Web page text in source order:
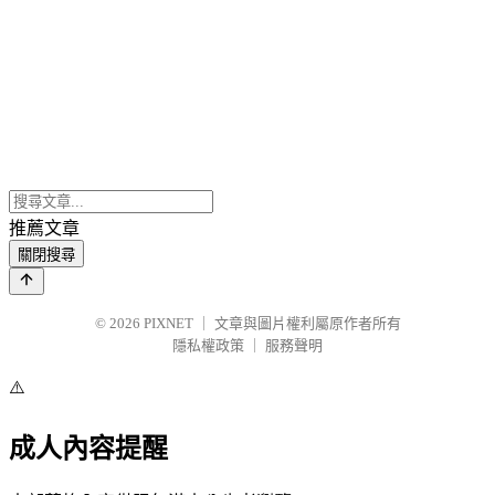
推薦文章
關閉搜尋
© 2026 PIXNET
文章與圖片權利屬原作者所有
隱私權政策
服務聲明
⚠️
成人內容提醒